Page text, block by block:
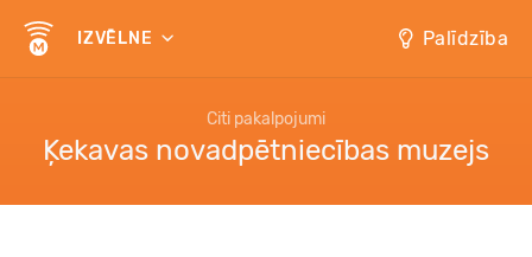
IZVĒLNE Palīdzība
Citi pakalpojumi
Ķekavas novadpētniecības muzejs